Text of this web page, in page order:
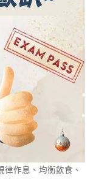
作息、均衡飲食、